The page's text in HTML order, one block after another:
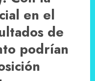
en el
de
podrían